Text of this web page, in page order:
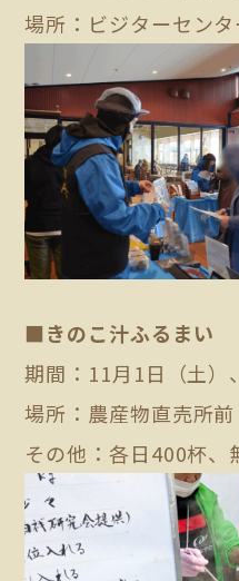
場所：ビジターセン
■きのこ汁ふるまい
期間：11月1日（土）
場所：農産物直売所前
その他：各日400杯、